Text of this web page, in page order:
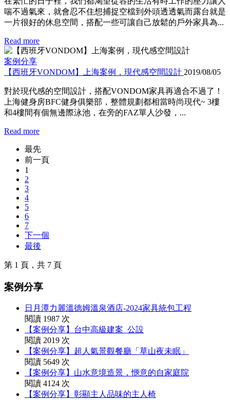
喘不過氣來，就會忍不住想捕捉空檔到外頭透透氣而露台就是
一片很好的休息空間，搭配一些可讓自己放鬆的戶外家具為...
Read more
案例分享
【西班牙VONDOM】上海案例，現代感空間設計 2019/08/05
對於現代感的空間設計，搭配VONDOM家具再適合不過了！
上海健身房BFC健身俱樂部，整體規劃都相當時尚現代~ 3樓
和4樓間有個無邊際泳池，在旁的FAZ單人沙發，...
Read more
最先
前一頁
1
2
3
4
5
6
7
下一個
最後
第 1 頁，共 7 頁
案例分享
日月潭力麗溫德姆溫泉酒店-2024家具統包工程
閱讀 1987 次
【案例分享】台中高級建案_公設
閱讀 2019 次
【案例分享】超人氣景觀餐廳「草山夜未眠」
閱讀 5649 次
【案例分享】山水意境造景，愜意的自家庭院
閱讀 4124 次
【案例分享】彰顯主人品味的主人椅